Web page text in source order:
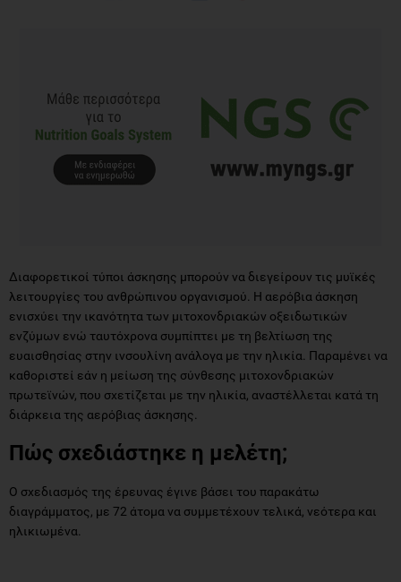
Διαφορετικοί τύποι άσκησης μπορούν να διεγείρουν τις μυϊκές
λειτουργίες του ανθρώπινου οργανισμού. Η αερόβια άσκηση
ενισχύει την ικανότητα των μιτοχονδριακών οξειδωτικών
ενζύμων ενώ ταυτόχρονα συμπίπτει με τη βελτίωση της
ευαισθησίας στην ινσουλίνη ανάλογα με την ηλικία. Παραμένει να
καθοριστεί εάν η μείωση της σύνθεσης μιτοχονδριακών
πρωτεϊνών, που σχετίζεται με την ηλικία, αναστέλλεται κατά τη
διάρκεια της αερόβιας άσκησης.
Πώς σχεδιάστηκε η μελέτη;
Ο σχεδιασμός της έρευνας έγινε βάσει του παρακάτω
διαγράμματος, με 72 άτομα να συμμετέχουν τελικά, νεότερα και
ηλικιωμένα.